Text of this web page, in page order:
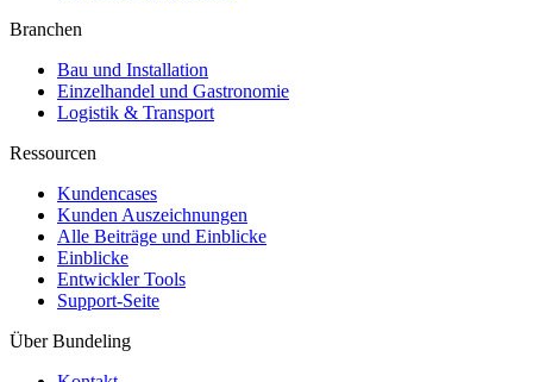
Branchen
Bau und Installation
Einzelhandel und Gastronomie
Logistik & Transport
Ressourcen
Kundencases​
Kunden Auszeichnungen
Alle Beiträge und Einblicke
Einblicke
Entwickler Tools
Support-Seite
Über Bundeling